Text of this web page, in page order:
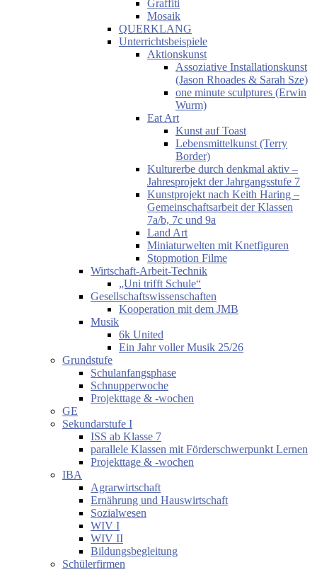
Graffiti
Mosaik
QUERKLANG
Unterrichtsbeispiele
Aktionskunst
Assoziative Installationskunst
(Jason Rhoades & Sarah Sze)
one minute sculptures (Erwin
Wurm)
Eat Art
Kunst auf Toast
Lebensmittelkunst (Terry
Border)
Kulturerbe durch denkmal aktiv –
Jahresprojekt der Jahrgangsstufe 7
Kunstprojekt nach Keith Haring –
Gemeinschaftsarbeit der Klassen
7a/b, 7c und 9a
Land Art
Miniaturwelten mit Knetfiguren
Stopmotion Filme
Wirtschaft-Arbeit-Technik
„Uni trifft Schule“
Gesellschaftswissenschaften
Kooperation mit dem JMB
Musik
6k United
Ein Jahr voller Musik 25/26
Grundstufe
Schulanfangsphase
Schnupperwoche
Projekttage & -wochen
GE
Sekundarstufe I
ISS ab Klasse 7
parallele Klassen mit Förderschwerpunkt Lernen
Projekttage & -wochen
IBA
Agrarwirtschaft
Ernährung und Hauswirtschaft
Sozialwesen
WIV I
WIV II
Bildungsbegleitung
Schülerfirmen